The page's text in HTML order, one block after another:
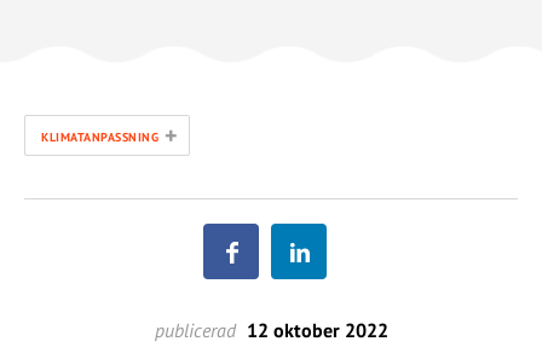
KLIMATANPASSNING +
publicerad 12 oktober 2022